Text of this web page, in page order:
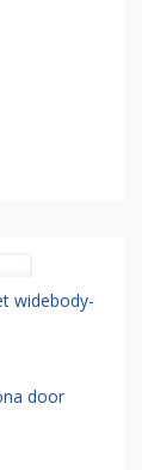
widebody-
door